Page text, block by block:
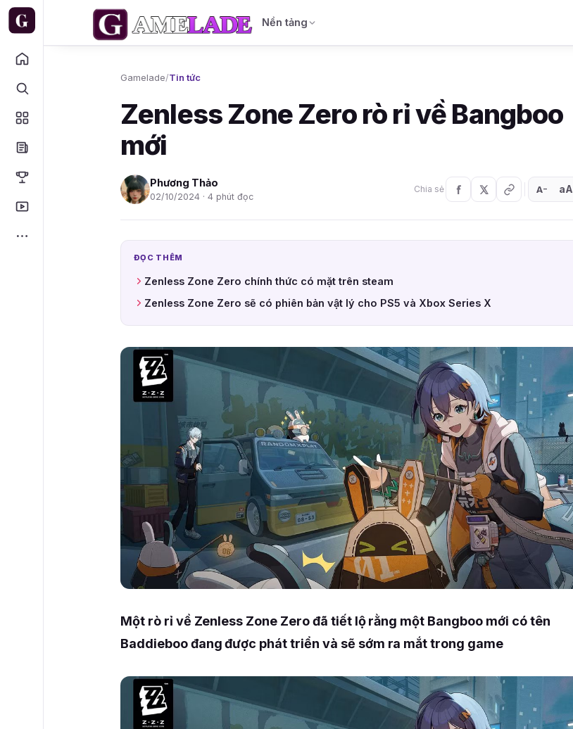
Nền tảng
Gamelade/Tin tức
Zenless Zone Zero rò rỉ về Bangboo
mới
Phương Thảo
02/10/2024 · 4 phút đọc
Chia sẻ A− aA
ĐỌC THÊM
Zenless Zone Zero chính thức có mặt trên steam
Zenless Zone Zero sẽ có phiên bản vật lý cho PS5 và Xbox Series X
Một rò rỉ về Zenless Zone Zero đã tiết lộ rằng một Bangboo mới có tên
Baddieboo đang được phát triển và sẽ sớm ra mắt trong game